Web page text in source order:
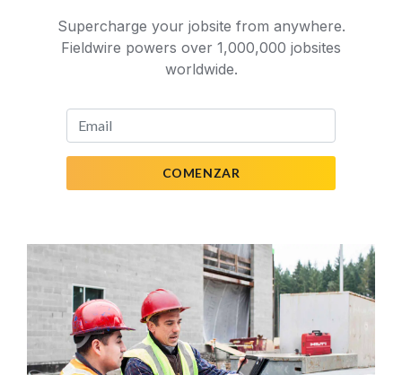
Supercharge your jobsite from anywhere.
Fieldwire powers over 1,000,000 jobsites
worldwide.
COMENZAR